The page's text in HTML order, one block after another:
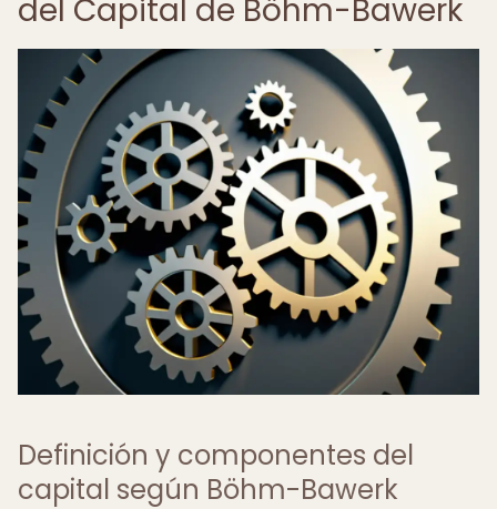
del Capital de Böhm-Bawerk
Definición y componentes del
capital según Böhm-Bawerk